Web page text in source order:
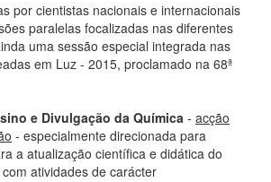
por cientistas nacionais e internacionais
paralelas focalizadas nas diferentes
uma sessão especial integrada nas
em Luz - 2015, proclamado na 68ª
e Divulgação da Química - acção
- especialmente direcionada para
a atualização científica e didática do
atividades de carácter